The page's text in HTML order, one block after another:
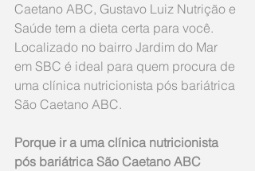
Caetano ABC, Gustavo Luiz Nutrição e
Saúde tem a dieta certa para você.
Localizado no bairro Jardim do Mar
em SBC é ideal para quem procura de
uma clínica nutricionista pós bariátrica
São Caetano ABC.
Porque ir a uma clínica nutricionista
pós bariátrica São Caetano ABC